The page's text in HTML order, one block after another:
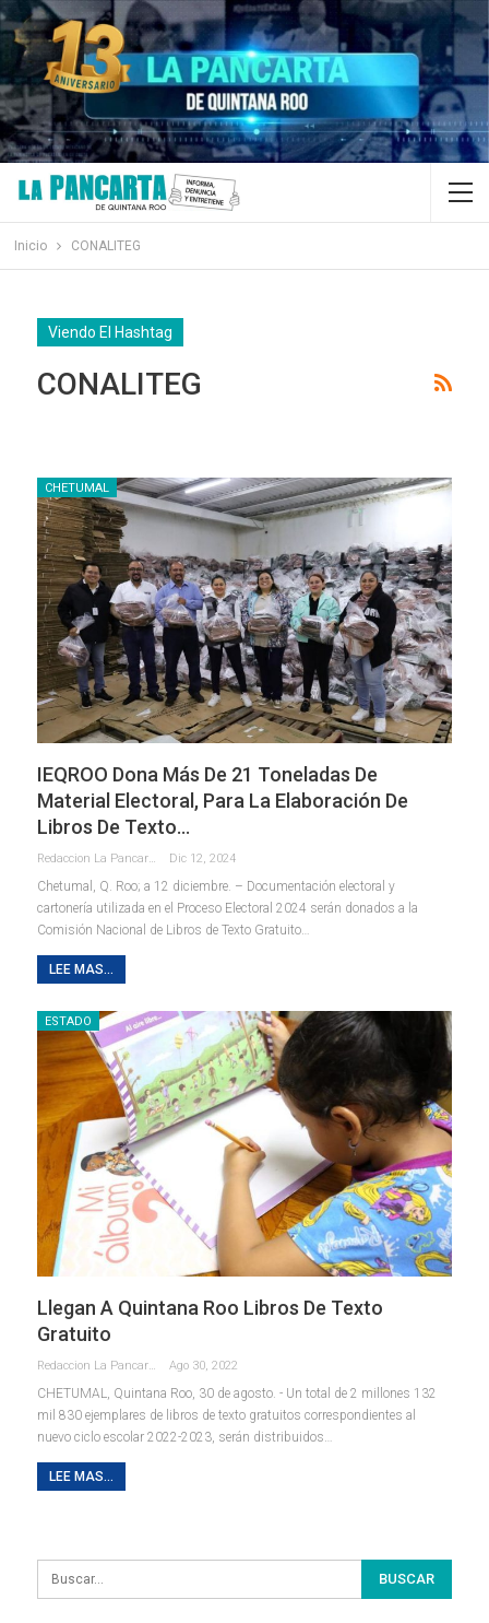
Inicio CONALITEG
Viendo El Hashtag
CONALITEG
CHETUMAL
IEQROO Dona Más De 21 Toneladas De
Material Electoral, Para La Elaboración De
Libros De Texto…
Redaccion La Pancarta De Quintana Roo Dic 12, 2024
Chetumal, Q. Roo; a 12 diciembre. – Documentación electoral y
cartonería utilizada en el Proceso Electoral 2024 serán donados a la
Comisión Nacional de Libros de Texto Gratuito…
LEE MAS...
ESTADO
Llegan A Quintana Roo Libros De Texto
Gratuito
Redaccion La Pancarta De Quintana Roo Ago 30, 2022
CHETUMAL, Quintana Roo, 30 de agosto. - Un total de 2 millones 132
mil 830 ejemplares de libros de texto gratuitos correspondientes al
nuevo ciclo escolar 2022-2023, serán distribuidos…
LEE MAS...